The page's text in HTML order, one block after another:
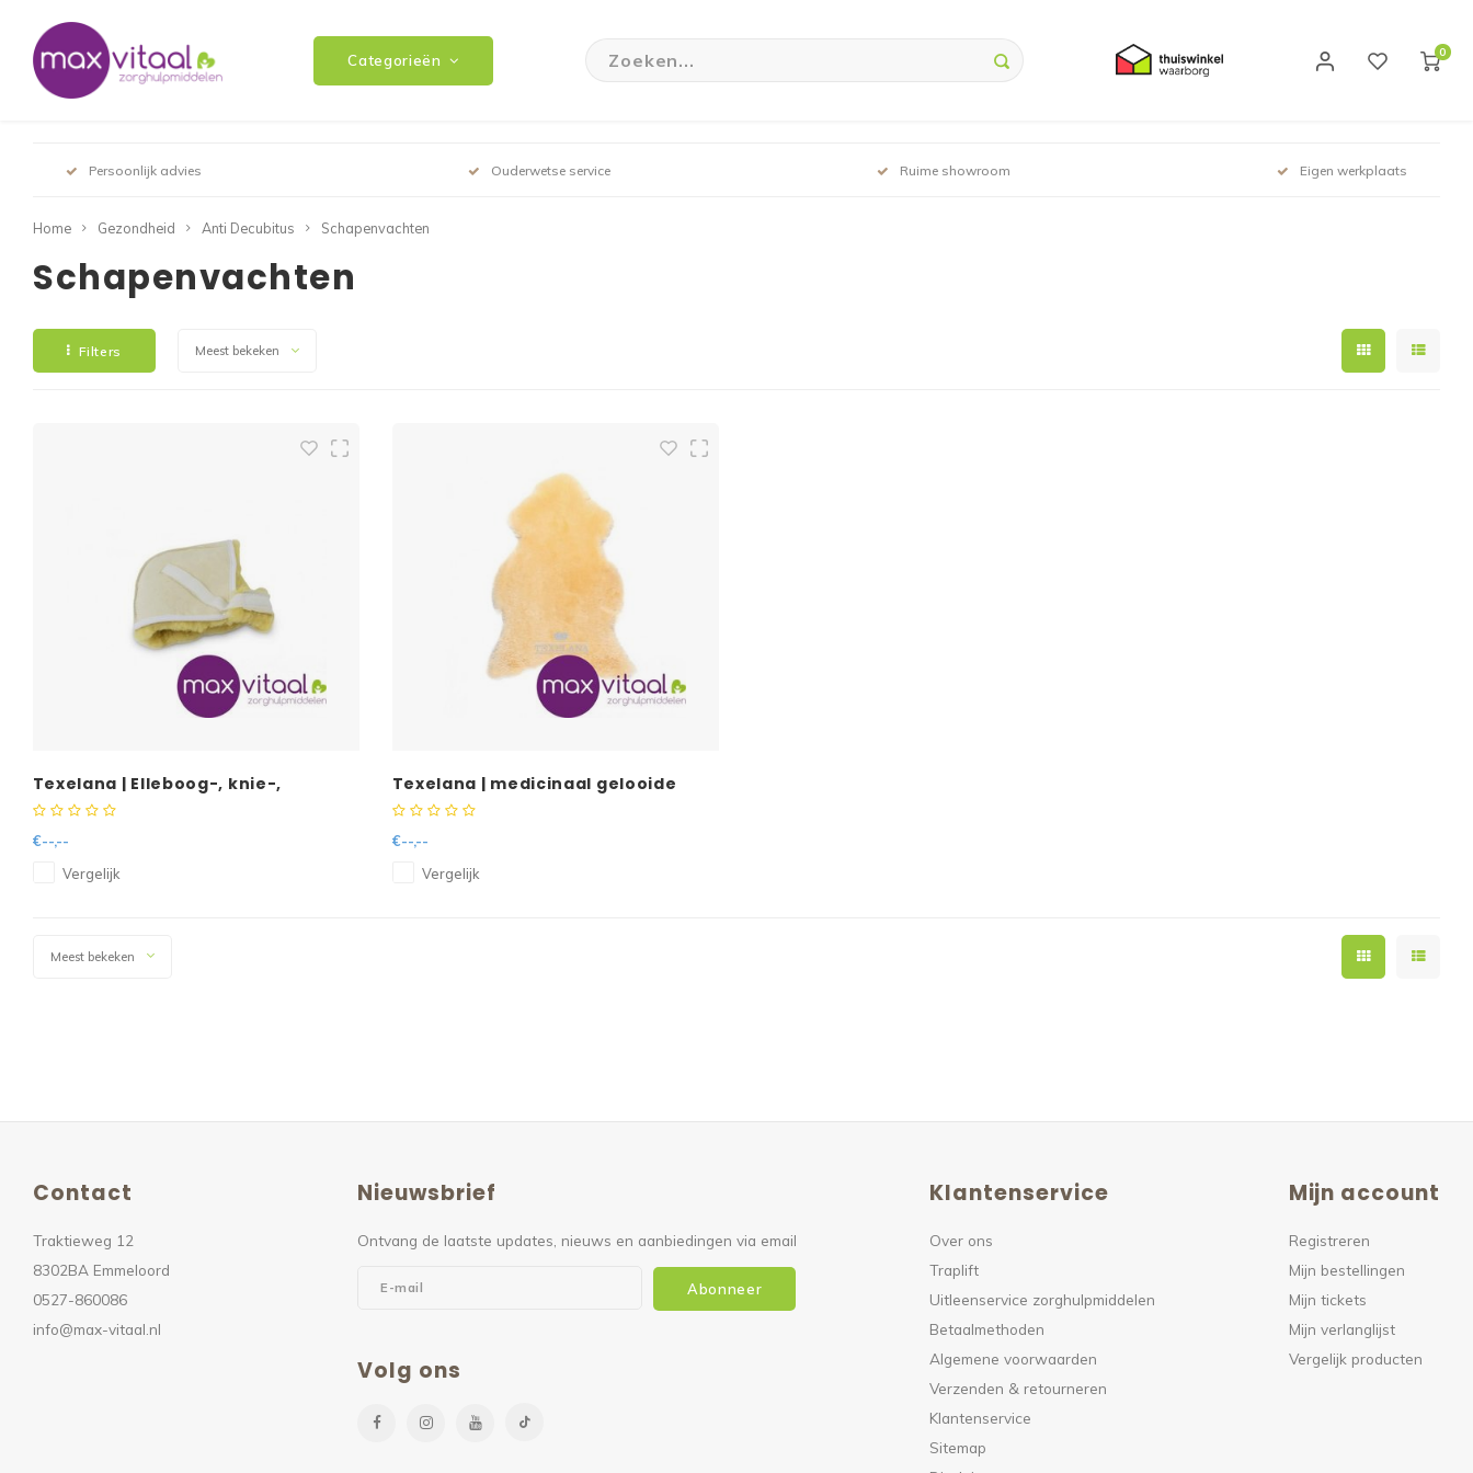
Categorieën 0
Persoonlijk advies Ouderwetse service Ruime showroom Eigen werkplaats
Home Gezondheid Anti Decubitus Schapenvachten
Schapenvachten
Filters Meest bekeken
Texelana | Elleboog-, knie-,
hielbeschermer schapenvacht
€--,--
Vergelijk
Texelana | medicinaal gelooide
schapenvacht
€--,--
Vergelijk
Meest bekeken
Contact
Traktieweg 12
8302BA Emmeloord
0527-860086
info@max-vitaal.nl
Nieuwsbrief
Ontvang de laatste updates, nieuws en aanbiedingen via email
Abonneer
Volg ons
Klantenservice
Over ons
Traplift
Uitleenservice zorghulpmiddelen
Betaalmethoden
Algemene voorwaarden
Verzenden & retourneren
Klantenservice
Sitemap
Mijn account
Registreren
Mijn bestellingen
Mijn tickets
Mijn verlanglijst
Vergelijk producten